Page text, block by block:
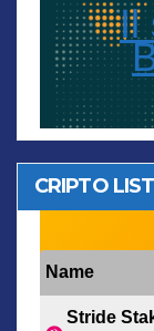
Il
CRIPTO
Name
Stride